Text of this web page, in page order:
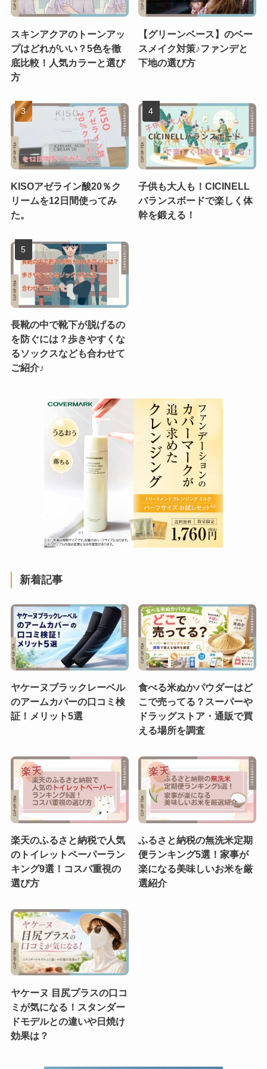
スキンアクアのトーンアッ
プはどれがいい？5色を徹
底比較！人気カラーと選び
方
【グリーンベース】のベー
スメイク対策♪ファンデと
下地の選び方
KISOアゼライン酸20％ク
リームを12日間使ってみ
た。
子供も大人も！CICINELL
バランスボードで楽しく体
幹を鍛える！
長靴の中で靴下が脱げるの
を防ぐには？歩きやすくな
るソックスなども合わせて
ご紹介♪
新着記事
ヤケーヌブラックレーベル
のアームカバーの口コミ検
証！メリット5選
食べる米ぬかパウダーはど
こで売ってる？スーパーや
ドラッグストア・通販で買
える場所を調査
楽天のふるさと納税で人気
のトイレットペーパーラン
キング9選！コスパ重視の
選び方
ふるさと納税の無洗米定期
便ランキング5選！家事が
楽になる美味しいお米を厳
選紹介
ヤケーヌ 目尻プラスの口コ
ミが気になる！スタンダー
ドモデルとの違いや日焼け
効果は？